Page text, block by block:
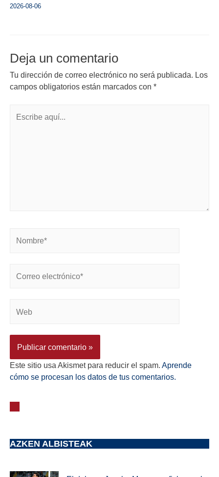
2026-08-06
Deja un comentario
Tu dirección de correo electrónico no será publicada. Los
campos obligatorios están marcados con *
Este sitio usa Akismet para reducir el spam. Aprende
cómo se procesan los datos de tus comentarios.
AZKEN ALBISTEAK